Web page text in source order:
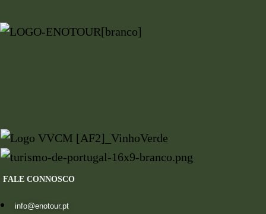
FALE CONNOSCO
info@enotour.pt